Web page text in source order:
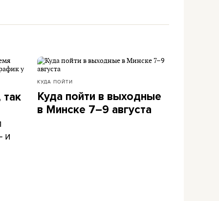
и
КУДА ПОЙТИ
Куда пойти в выходные
в Минске 7–9 августа